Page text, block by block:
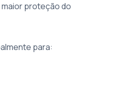
proteção do
para: